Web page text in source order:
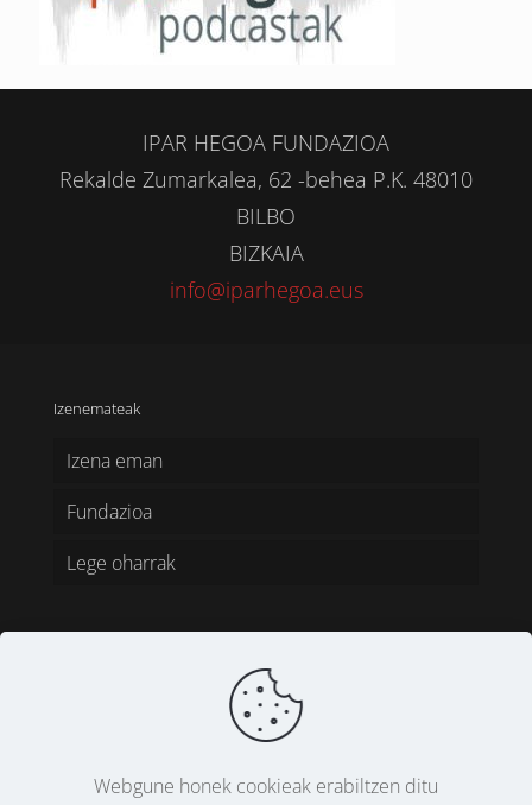
IPAR HEGOA FUNDAZIOA
Rekalde Zumarkalea, 62 -behea P.K. 48010
BILBO
BIZKAIA
info@iparhegoa.eus
Izenemateak
Izena eman
Fundazioa
Lege oharrak
CC - Creative Commons | Aitortu-
PartekatuBerdin
Webgune honek cookieak erabiltzen ditu